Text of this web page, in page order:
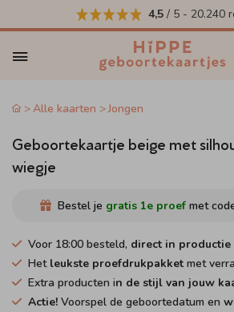
4,5 / 5 - 20.240
Alle kaarten Jongen
Geboortekaartje beige met
wiegje
Bestel je gratis 1e proef met
Voor 18:00 besteld, direct in productie
Het leukste proefdrukpakket met
Extra producten in de stijl van jouw
Actie! Voorspel de geboortedatum en